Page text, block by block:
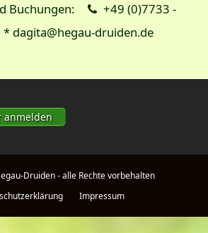
Buchungen:
+49 (0)7733 -
dagita@hegau-druiden.de
anmelden
Druiden - alle Rechte vorbehalten
Impressum